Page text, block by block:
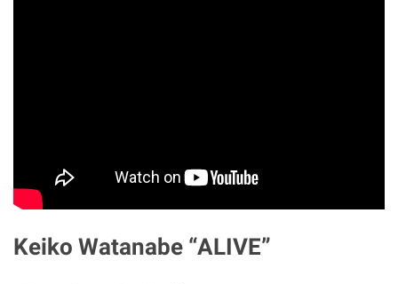
Keiko Watanabe “ALIVE”